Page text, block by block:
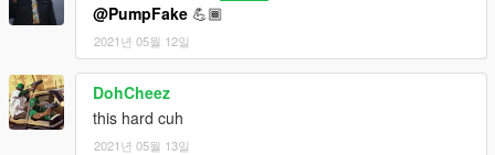
@PumpFake 💪🏾
2021년 05월 12일
DohCheez
this hard cuh
2021년 05월 13일